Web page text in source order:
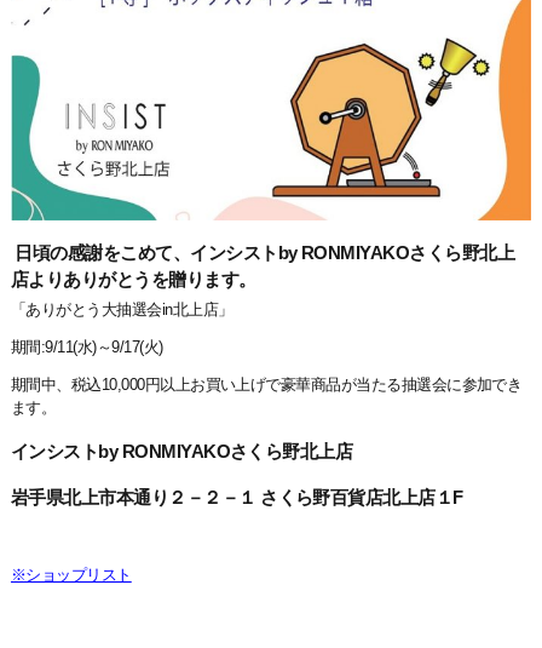
日頃の感謝をこめて、インシストby RONMIYAKOさくら野北上
店よりありがとうを贈ります。
「ありがとう大抽選会in北上店」
期間:9/11(水)～9/17(火)
期間中、税込10,000円以上お買い上げで豪華商品が当たる抽選会に参加でき
ます。
インシストby RONMIYAKOさくら野北上店
岩手県北上市本通り２－２－１ さくら野百貨店北上店１F
※ショップリスト